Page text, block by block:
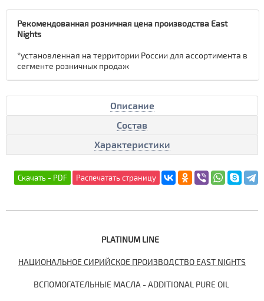
Рекомендованная розничная цена производства East
Nights
*установленная на территории России для ассортимента в
сегменте розничных продаж
Описание
Состав
Характеристики
PLATINUM LINE
НАЦИОНАЛЬНОЕ СИРИЙСКОЕ ПРОИЗВОДСТВО EAST NIGHTS
ВСПОМОГАТЕЛЬНЫЕ МАСЛА - ADDITIONAL PURE OIL